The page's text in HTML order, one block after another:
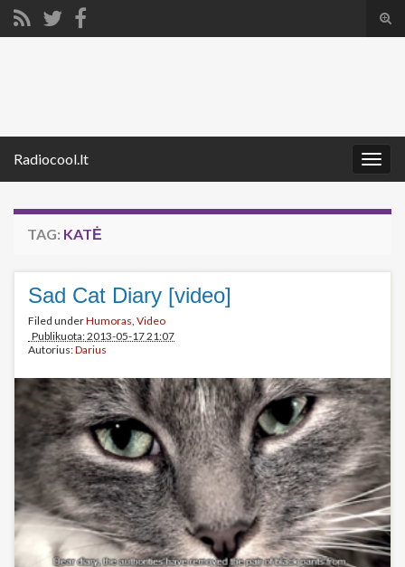
Radiocool.lt
TAG: KATĖ
Sad Cat Diary [video]
Filed underHumoras, Video
Publikuota: 2013-05-17 21:07
Autorius:Darius